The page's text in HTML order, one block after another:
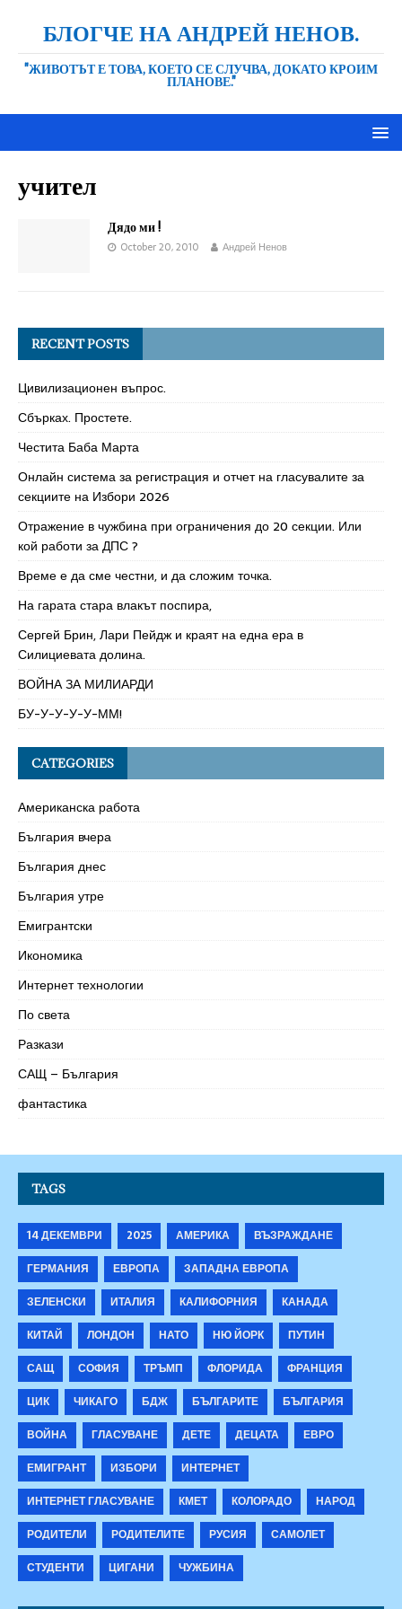
БЛОГЧЕ НА АНДРЕЙ НЕНОВ.
"ЖИВОТЪТ Е ТОВА, КОЕТО СЕ СЛУЧВА, ДОКАТО КРОИМ
ПЛАНОВЕ."
учител
Дядо ми !
October 20, 2010 Андрей Ненов
RECENT POSTS
Цивилизационен въпрос.
Сбърках. Простете.
Честита Баба Марта
Онлайн система за регистрация и отчет на гласувалите за
секциите на Избори 2026
Отражение в чужбина при ограничения до 20 секции. Или
кой работи за ДПС ?
Време е да сме честни, и да сложим точка.
На гарата стара влакът поспира,
Сергей Брин, Лари Пейдж и краят на една ера в
Силициевата долина.
ВОЙНА ЗА МИЛИАРДИ
БУ-У-У-У-У-ММ!
CATEGORIES
Американска работа
България вчера
България днес
България утре
Емигрантски
Икономика
Интернет технологии
По света
Разкази
САЩ – България
фантастика
TAGS
14 ДЕКЕМВРИ 2025 АМЕРИКА
ВЪЗРАЖДАНЕ
ГЕРМАНИЯ
ЕВРОПА
ЗАПАДНА ЕВРОПА
ЗЕЛЕНСКИ
ИТАЛИЯ КАЛИФОРНИЯ
КАНАДА
КИТАЙ
ЛОНДОН НАТО НЮ ЙОРК
ПУТИН
САЩ
СОФИЯ ТРЪМП ФЛОРИДА
ФРАНЦИЯ
ЦИК
ЧИКАГО БДЖ БЪЛГАРИТЕ
БЪЛГАРИЯ
ВОЙНА
ГЛАСУВАНЕ ДЕТЕ ДЕЦАТА
ЕВРО
ЕМИГРАНТ
ИЗБОРИ
ИНТЕРНЕТ
ИНТЕРНЕТ ГЛАСУВАНЕ
КМЕТ КОЛОРАДО
НАРОД
РОДИТЕЛИ
РОДИТЕЛИТЕ РУСИЯ
САМОЛЕТ
СТУДЕНТИ
ЦИГАНИ ЧУЖБИНА